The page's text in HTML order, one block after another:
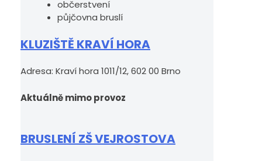
občerstvení
půjčovna bruslí
KLUZIŠTĚ KRAVÍ HORA
Adresa: Kraví hora 1011/12, 602 00 Brno
Aktuálně mimo provoz
BRUSLENÍ ZŠ VEJROSTOVA